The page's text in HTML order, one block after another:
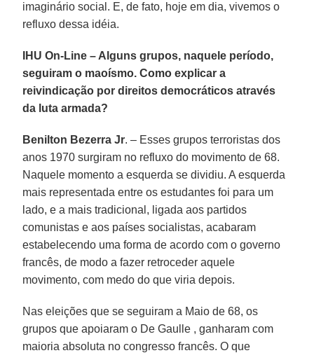
imaginário social. E, de fato, hoje em dia, vivemos o
refluxo dessa idéia.
IHU On-Line – Alguns grupos, naquele período,
seguiram o maoísmo. Como explicar a
reivindicação por direitos democráticos através
da luta armada?
Benilton Bezerra Jr. – Esses grupos terroristas dos
anos 1970 surgiram no refluxo do movimento de 68.
Naquele momento a esquerda se dividiu. A esquerda
mais representada entre os estudantes foi para um
lado, e a mais tradicional, ligada aos partidos
comunistas e aos países socialistas, acabaram
estabelecendo uma forma de acordo com o governo
francês, de modo a fazer retroceder aquele
movimento, com medo do que viria depois.
Nas eleições que se seguiram a Maio de 68, os
grupos que apoiaram o De Gaulle , ganharam com
maioria absoluta no congresso francês. O que